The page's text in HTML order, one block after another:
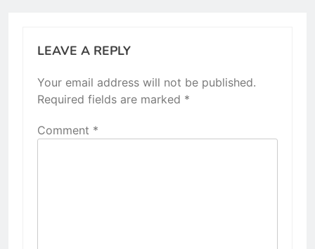
LEAVE A REPLY
Your email address will not be published.
Required fields are marked *
Comment *